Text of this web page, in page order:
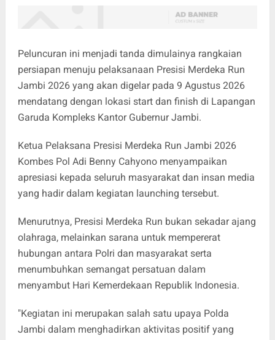
Peluncuran ini menjadi tanda dimulainya rangkaian
persiapan menuju pelaksanaan Presisi Merdeka Run
Jambi 2026 yang akan digelar pada 9 Agustus 2026
mendatang dengan lokasi start dan finish di Lapangan
Garuda Kompleks Kantor Gubernur Jambi.
Ketua Pelaksana Presisi Merdeka Run Jambi 2026
Kombes Pol Adi Benny Cahyono menyampaikan
apresiasi kepada seluruh masyarakat dan insan media
yang hadir dalam kegiatan launching tersebut.
Menurutnya, Presisi Merdeka Run bukan sekadar ajang
olahraga, melainkan sarana untuk mempererat
hubungan antara Polri dan masyarakat serta
menumbuhkan semangat persatuan dalam
menyambut Hari Kemerdekaan Republik Indonesia.
"Kegiatan ini merupakan salah satu upaya Polda
Jambi dalam menghadirkan aktivitas positif yang